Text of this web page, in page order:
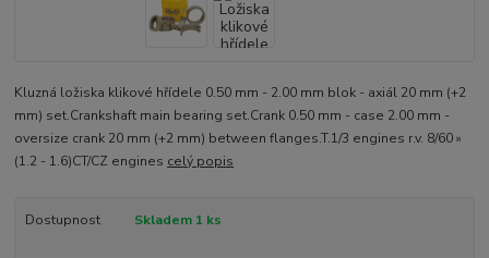
Kluzná ložiska klikové hřídele 0.50 mm - 2.00 mm blok - axiál 20 mm (+2
mm) set.Crankshaft main bearing set.Crank 0.50 mm - case 2.00 mm -
oversize crank 20 mm (+2 mm) between flanges.T.1/3 engines r.v. 8/60 »
(1.2 - 1.6)CT/CZ engines celý popis
Dostupnost Skladem 1 ks